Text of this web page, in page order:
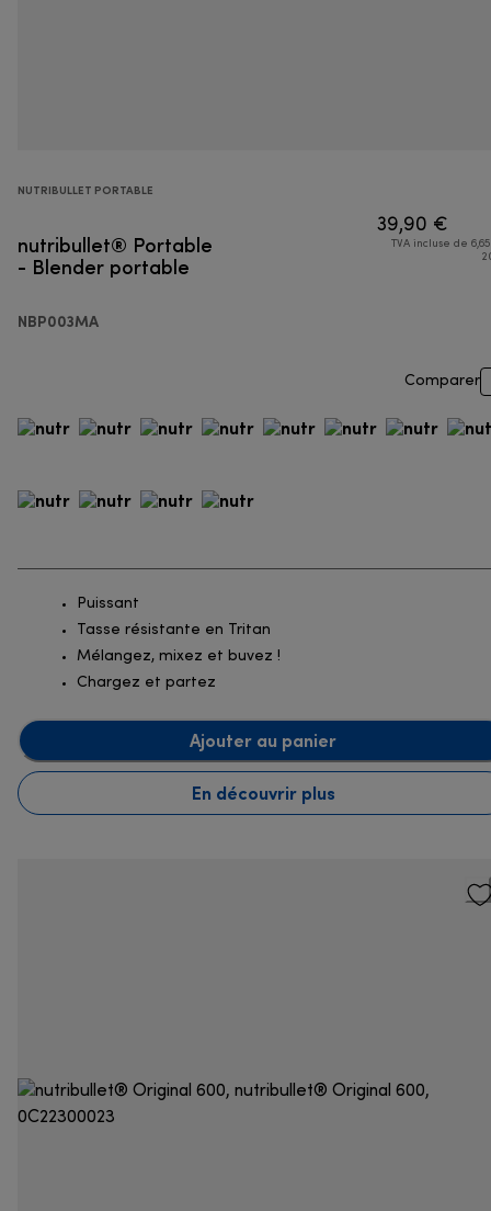
NUTRIBULLET PORTABLE
nutribullet® Portable
- Blender portable
NBP003MA
39,90 €
TVA incluse de
Comparer
Puissant
Tasse résistante en Tritan
Mélangez, mixez et buvez !
Chargez et partez
Ajouter au panier
En découvrir plus